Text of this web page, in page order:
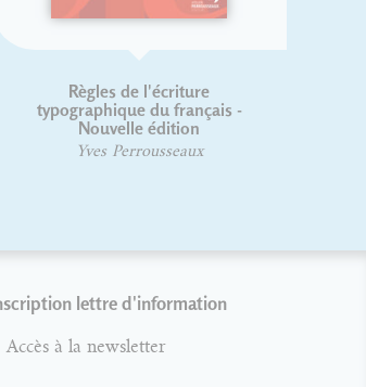
Abécédaire illustré des mots
voyageurs
Hugo Blanchet
Anouck Ferri
lettre d'information
Accès à la newsletter